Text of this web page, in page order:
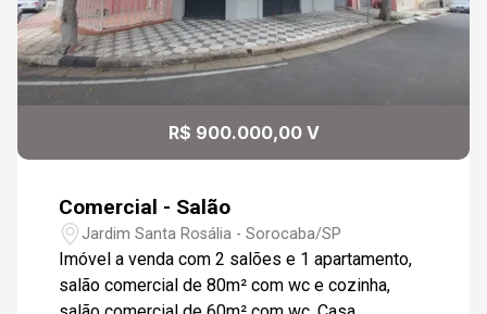
R$ 900.000,00 V
Comercial - Salão
Jardim Santa Rosália - Sorocaba/SP
Imóvel a venda com 2 salões e 1 apartamento,
salão comercial de 80m² com wc e cozinha,